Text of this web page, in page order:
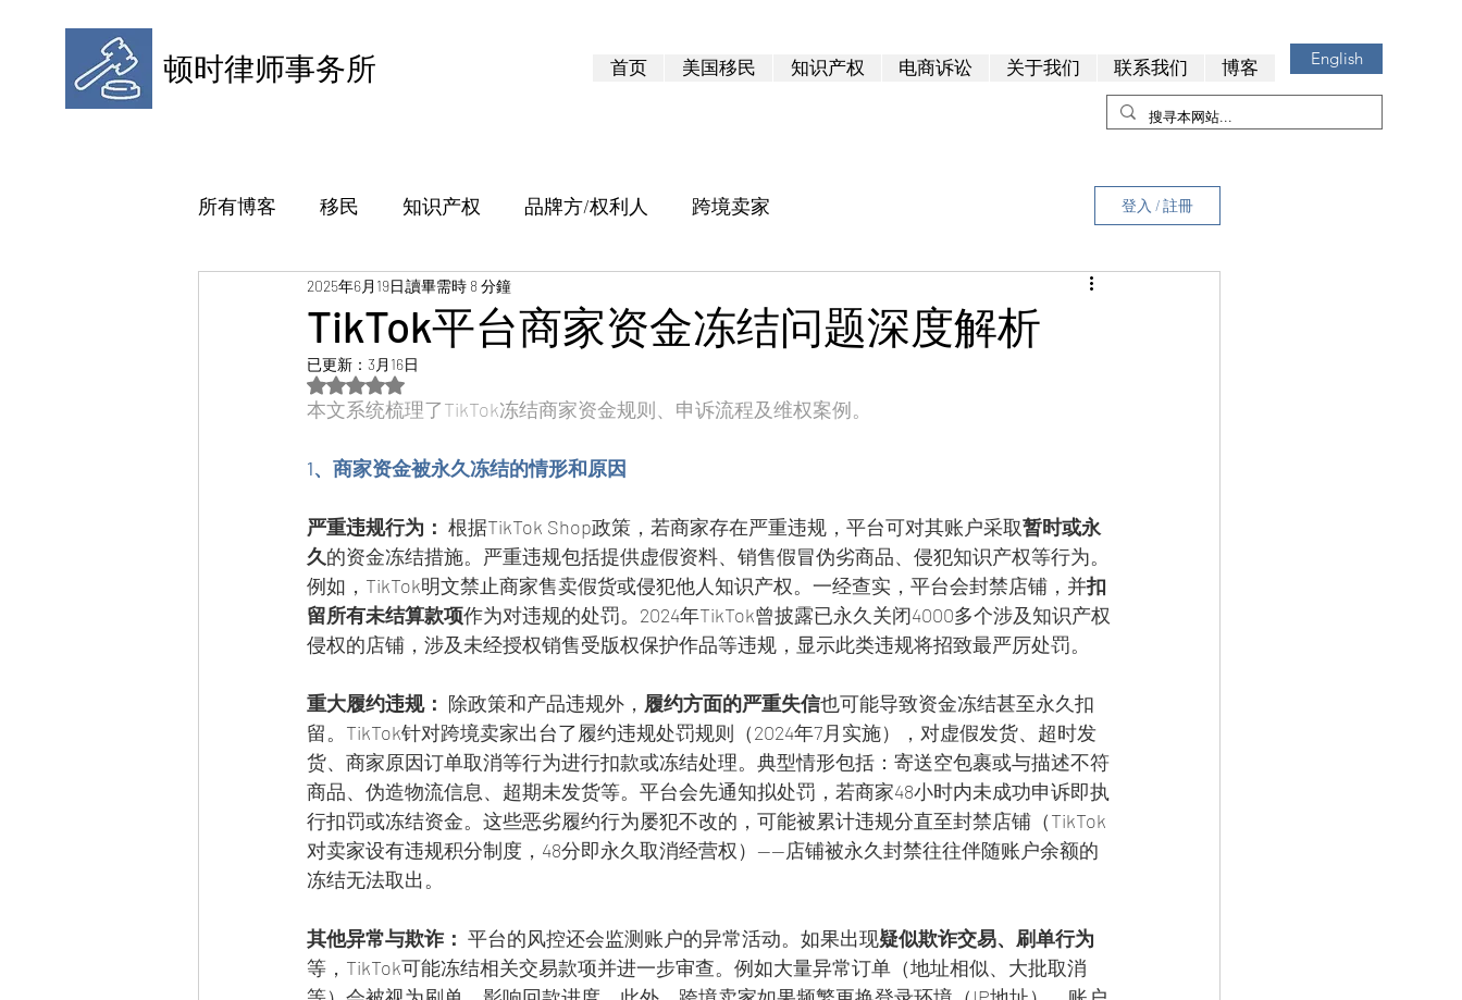
顿时律师事务所 首页 美国移民 知识产权 电商诉讼 关于我们 联系我们 博客 English
所有博客 移民 知识产权 品牌方/权利人 跨境卖家 登入 / 註冊
TikTok平台商家资金冻结问题深度解析
2025年6月19日讀畢需時 8 分鐘
已更新： 3月16日
評等為 NaN（最高為 5 顆星）。
本文系统梳理了TikTok冻结商家资金规则、申诉流程及维权案例。
1、商家资金被永久冻结的情形和原因
严重违规行为： 根据TikTok Shop政策，若商家存在严重违规，平台可对其账户采取暂时或永
久的资金冻结措施。严重违规包括提供虚假资料、销售假冒伪劣商品、侵犯知识产权等行为。
例如，TikTok明文禁止商家售卖假货或侵犯他人知识产权。一经查实，平台会封禁店铺，并扣
留所有未结算款项作为对违规的处罚。2024年TikTok曾披露已永久关闭4000多个涉及知识产权
侵权的店铺，涉及未经授权销售受版权保护作品等违规，显示此类违规将招致最严厉处罚。
重大履约违规： 除政策和产品违规外， 履约方面的严重失信也可能导致资金冻结甚至永久扣
留。TikTok针对跨境卖家出台了履约违规处罚规则（2024年7月实施），对虚假发货、超时发
货、商家原因订单取消等行为进行扣款或冻结处理。典型情形包括：寄送空包裹或与描述不符
商品、伪造物流信息、超期未发货等。平台会先通知拟处罚，若商家48小时内未成功申诉即执
行扣罚或冻结资金。这些恶劣履约行为屡犯不改的，可能被累计违规分直至封禁店铺（TikTok
对卖家设有违规积分制度，48分即永久取消经营权）——店铺被永久封禁往往伴随账户余额的
冻结无法取出。
其他异常与欺诈： 平台的风控还会监测账户的异常活动。如果出现疑似欺诈交易、刷单行为
等，TikTok可能冻结相关交易款项并进一步审查。例如大量异常订单（地址相似、大批取消